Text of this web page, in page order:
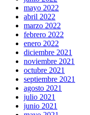
mayo 2022
abril 2022
marzo 2022
febrero 2022
enero 2022
diciembre 2021
noviembre 2021
octubre 2021
septiembre 2021
agosto 2021
julio 2021
junio 2021